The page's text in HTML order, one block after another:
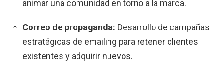
animar una comunidad en torno a la marca.
Correo de propaganda: Desarrollo de campañas
estratégicas de emailing para retener clientes
existentes y adquirir nuevos.